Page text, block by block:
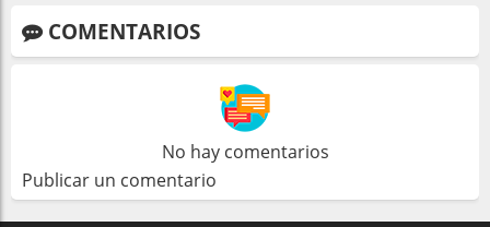
COMENTARIOS
No hay comentarios
Publicar un comentario